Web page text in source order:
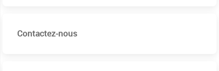
Contactez-nous